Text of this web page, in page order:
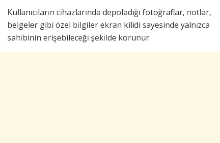
Kullanıcıların cihazlarında depoladığı fotoğraflar, notlar,
belgeler gibi özel bilgiler ekran kilidi sayesinde yalnızca
sahibinin erişebileceği şekilde korunur.